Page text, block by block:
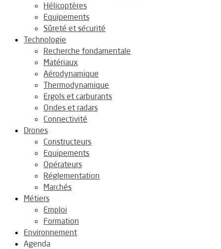
Hélicoptères
Equipements
Sûreté et sécurité
Technologie
Recherche fondamentale
Matériaux
Aérodynamique
Thermodynamique
Ergols et carburants
Ondes et radars
Connectivité
Drones
Constructeurs
Equipements
Opérateurs
Réglementation
Marchés
Métiers
Emploi
Formation
Environnement
Agenda